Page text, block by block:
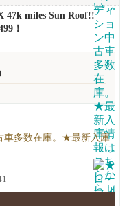
47k miles Sun Roof!!
！
車多数在庫。★最新入庫